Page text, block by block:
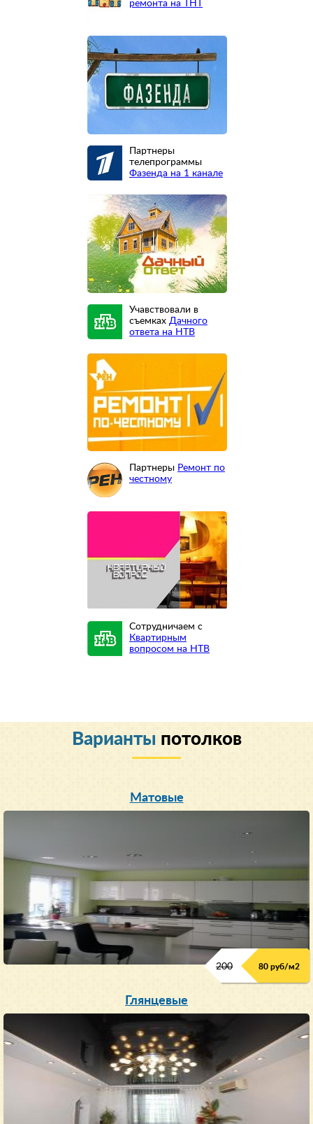
ремонта на ТНТ
Партнеры
телепрограммы
Фазенда на 1 канале
Учавствовали в
съемках Дачного
ответа на НТВ
Партнеры Ремонт по
честному
Сотрудничаем с
Квартирным
вопросом на НТВ
Варианты потолков
Матовые
200 80 руб/м2
Глянцевые